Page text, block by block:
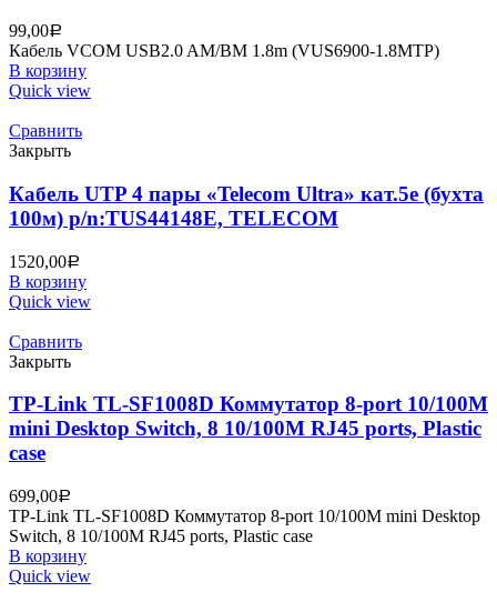
99,00Р
Кабель VCOM USB2.0 AM/BM 1.8m (VUS6900-1.8MTP)
В корзину
Quick view
Сравнить
Закрыть
Кабель UTP 4 пары «Telecom Ultra» кат.5е (бухта
100м) p/n:TUS44148E, TELECOM
1520,00Р
В корзину
Quick view
Сравнить
Закрыть
TP-Link TL-SF1008D Коммутатор 8-port 10/100M
mini Desktop Switch, 8 10/100M RJ45 ports, Plastic
case
699,00Р
TP-Link TL-SF1008D Коммутатор 8-port 10/100M mini Desktop
Switch, 8 10/100M RJ45 ports, Plastic case
В корзину
Quick view